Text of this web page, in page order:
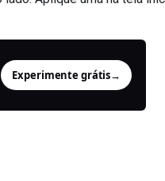
Experimente grátis→